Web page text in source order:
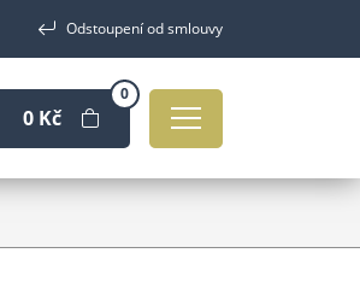
Odstoupení od smlouvy
0 Kč
0